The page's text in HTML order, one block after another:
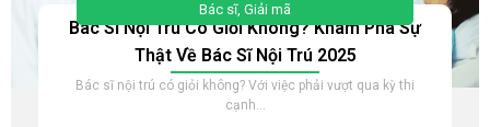
Bác sĩ, Giải mã
Bác Sĩ Nội Trú Có Giỏi Không? Khám Phá Sự
Thật Về Bác Sĩ Nội Trú 2025
Bác sĩ nội trú có giỏi không? Với việc phải vượt qua kỳ thi
cạnh...